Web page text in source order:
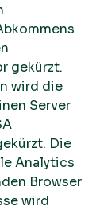
gekürzt.
wird die
Server
Die
Analytics
Browser
wird